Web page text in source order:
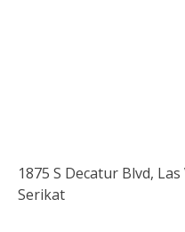
1875 S Decatur Blvd,
Serikat